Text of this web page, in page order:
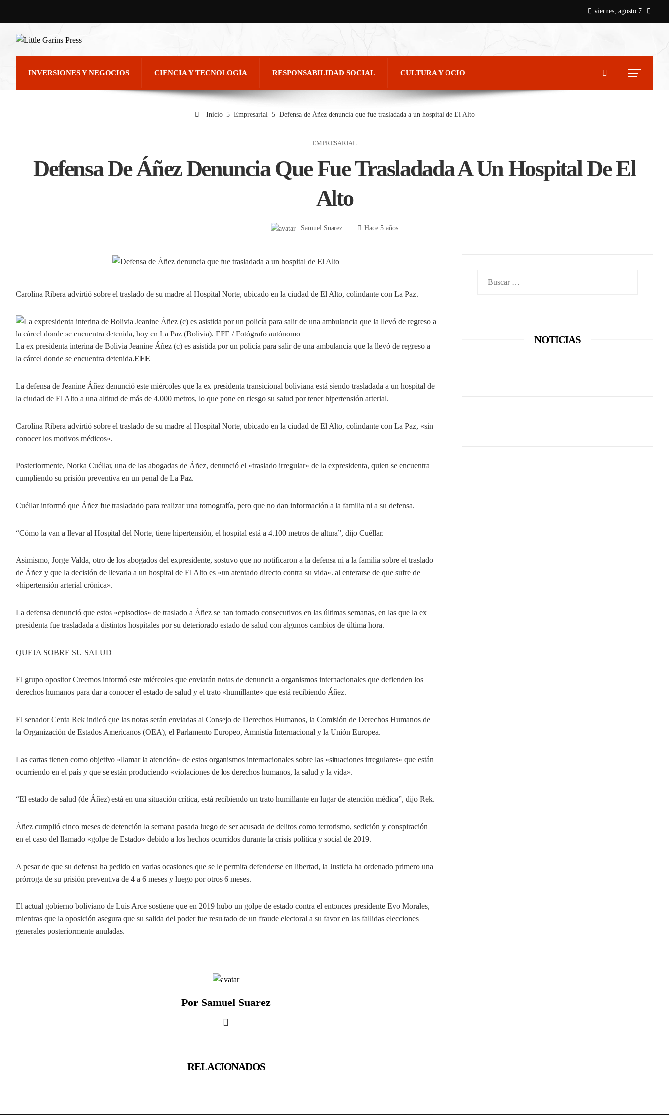
viernes, agosto 7
INVERSIONES Y NEGOCIOS CIENCIA Y TECNOLOGÍA RESPONSABILIDAD SOCIAL CULTURA Y OCIO
Inicio Empresarial Defensa de Áñez denuncia que fue trasladada a un hospital de El Alto
EMPRESARIAL
Defensa De Áñez Denuncia Que Fue Trasladada A Un Hospital De El
Alto
Samuel Suarez Hace 5 años
Carolina Ribera advirtió sobre el traslado de su madre al Hospital Norte, ubicado en la ciudad de El Alto, colindante con La Paz.
La ex presidenta interina de Bolivia Jeanine Áñez (c) es asistida por un policía para salir de una ambulancia que la llevó de regreso a
la cárcel donde se encuentra detenida.EFE
La defensa de Jeanine Áñez denunció este miércoles que la ex presidenta transicional boliviana está siendo trasladada a un hospital de
la ciudad de El Alto a una altitud de más de 4.000 metros, lo que pone en riesgo su salud por tener hipertensión arterial.
Carolina Ribera advirtió sobre el traslado de su madre al Hospital Norte, ubicado en la ciudad de El Alto, colindante con La Paz, «sin
conocer los motivos médicos».
Posteriormente, Norka Cuéllar, una de las abogadas de Áñez, denunció el «traslado irregular» de la expresidenta, quien se encuentra
cumpliendo su prisión preventiva en un penal de La Paz.
Cuéllar informó que Áñez fue trasladado para realizar una tomografía, pero que no dan información a la familia ni a su defensa.
“Cómo la van a llevar al Hospital del Norte, tiene hipertensión, el hospital está a 4.100 metros de altura”, dijo Cuéllar.
Asimismo, Jorge Valda, otro de los abogados del expresidente, sostuvo que no notificaron a la defensa ni a la familia sobre el traslado
de Áñez y que la decisión de llevarla a un hospital de El Alto es «un atentado directo contra su vida». al enterarse de que sufre de
«hipertensión arterial crónica».
La defensa denunció que estos «episodios» de traslado a Áñez se han tornado consecutivos en las últimas semanas, en las que la ex
presidenta fue trasladada a distintos hospitales por su deteriorado estado de salud con algunos cambios de última hora.
QUEJA SOBRE SU SALUD
El grupo opositor Creemos informó este miércoles que enviarán notas de denuncia a organismos internacionales que defienden los
derechos humanos para dar a conocer el estado de salud y el trato «humillante» que está recibiendo Áñez.
El senador Centa Rek indicó que las notas serán enviadas al Consejo de Derechos Humanos, la Comisión de Derechos Humanos de
la Organización de Estados Americanos (OEA), el Parlamento Europeo, Amnistía Internacional y la Unión Europea.
Las cartas tienen como objetivo «llamar la atención» de estos organismos internacionales sobre las «situaciones irregulares» que están
ocurriendo en el país y que se están produciendo «violaciones de los derechos humanos, la salud y la vida».
“El estado de salud (de Áñez) está en una situación crítica, está recibiendo un trato humillante en lugar de atención médica”, dijo Rek.
Áñez cumplió cinco meses de detención la semana pasada luego de ser acusada de delitos como terrorismo, sedición y conspiración
en el caso del llamado «golpe de Estado» debido a los hechos ocurridos durante la crisis política y social de 2019.
A pesar de que su defensa ha pedido en varias ocasiones que se le permita defenderse en libertad, la Justicia ha ordenado primero una
prórroga de su prisión preventiva de 4 a 6 meses y luego por otros 6 meses.
El actual gobierno boliviano de Luis Arce sostiene que en 2019 hubo un golpe de estado contra el entonces presidente Evo Morales,
mientras que la oposición asegura que su salida del poder fue resultado de un fraude electoral a su favor en las fallidas elecciones
generales posteriormente anuladas.
Por Samuel Suarez
RELACIONADOS
NOTICIAS